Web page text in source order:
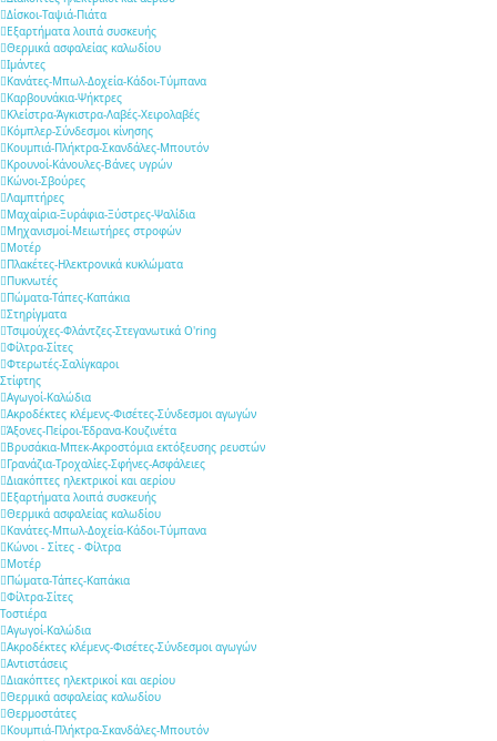
Δίσκοι-Ταψιά-Πιάτα
Εξαρτήματα λοιπά συσκευής
Θερμικά ασφαλείας καλωδίου
Ιμάντες
Κανάτες-Μπωλ-Δοχεία-Κάδοι-Τύμπανα
Καρβουνάκια-Ψήκτρες
Κλείστρα-Άγκιστρα-Λαβές-Χειρολαβές
Κόμπλερ-Σύνδεσμοι κίνησης
Κουμπιά-Πλήκτρα-Σκανδάλες-Μπουτόν
Κρουνοί-Κάνουλες-Βάνες υγρών
Κώνοι-Σβούρες
Λαμπτήρες
Μαχαίρια-Ξυράφια-Ξύστρες-Ψαλίδια
Μηχανισμοί-Μειωτήρες στροφών
Μοτέρ
Πλακέτες-Ηλεκτρονικά κυκλώματα
Πυκνωτές
Πώματα-Τάπες-Καπάκια
Στηρίγματα
Τσιμούχες-Φλάντζες-Στεγανωτικά O'ring
Φίλτρα-Σίτες
Φτερωτές-Σαλίγκαροι
Στίφτης
Αγωγοί-Καλώδια
Ακροδέκτες κλέμενς-Φισέτες-Σύνδεσμοι αγωγών
Άξονες-Πείροι-Έδρανα-Κουζινέτα
Βρυσάκια-Μπεκ-Ακροστόμια εκτόξευσης ρευστών
Γρανάζια-Τροχαλίες-Σφήνες-Ασφάλειες
Διακόπτες ηλεκτρικοί και αερίου
Εξαρτήματα λοιπά συσκευής
Θερμικά ασφαλείας καλωδίου
Κανάτες-Μπωλ-Δοχεία-Κάδοι-Τύμπανα
Κώνοι - Σίτες - Φίλτρα
Μοτέρ
Πώματα-Τάπες-Καπάκια
Φίλτρα-Σίτες
Τοστιέρα
Αγωγοί-Καλώδια
Ακροδέκτες κλέμενς-Φισέτες-Σύνδεσμοι αγωγών
Αντιστάσεις
Διακόπτες ηλεκτρικοί και αερίου
Θερμικά ασφαλείας καλωδίου
Θερμοστάτες
Κουμπιά-Πλήκτρα-Σκανδάλες-Μπουτόν